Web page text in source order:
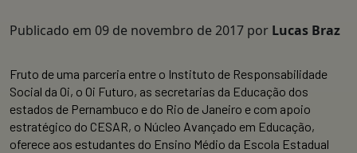
Publicado em 09 de novembro de 2017 por Lucas Braz
Fruto de uma parceria entre o Instituto de Responsabilidade
Social da Oi, o Oi Futuro, as secretarias da Educação dos
estados de Pernambuco e do Rio de Janeiro e com apoio
estratégico do CESAR, o Núcleo Avançado em Educação,
oferece aos estudantes do Ensino Médio da Escola Estadual